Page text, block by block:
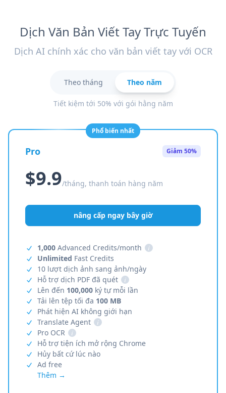
Dịch Văn Bản Viết Tay Trực Tuyến
Dịch AI chính xác cho văn bản viết tay với OCR
Theo tháng Theo năm
Tiết kiệm tới 50% với gói hằng năm
Phổ biến nhất
Pro Giảm 50%
$9.9/tháng, thanh toán hàng năm
nâng cấp ngay bây giờ
1,000 Advanced Credits/month
i
Unlimited Fast Credits
10 lượt dịch ảnh sang ảnh/ngày
Hỗ trợ dịch PDF đã quét
i
Lên đến 100,000 ký tự mỗi lần
Tải lên tệp tối đa 100 MB
Phát hiện AI không giới hạn
Translate Agent
i
Pro OCR
i
Hỗ trợ tiện ích mở rộng Chrome
Hủy bất cứ lúc nào
Ad free
Thêm →